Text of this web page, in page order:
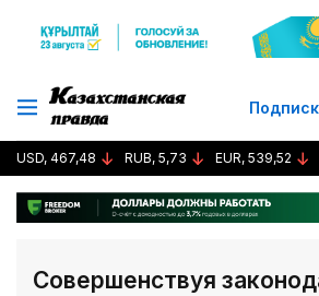
USD, 467,48 RUB, 5,73 EUR, 539,52
​​​​​​​Совершенствуя